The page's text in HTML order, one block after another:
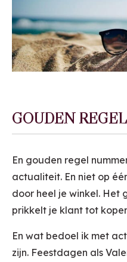
GOUDEN
En gouden regel
actualiteit. En niet op
door heel je winkel. Het
prikkelt je klant tot
En wat bedoel ik met
zijn. Feestdagen als